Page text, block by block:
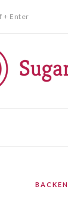
+ Enter
BACKEN